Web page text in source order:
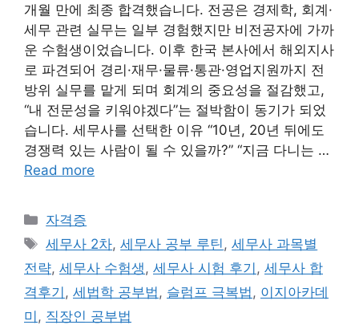
개월 만에 최종 합격했습니다. 전공은 경제학, 회계·
세무 관련 실무는 일부 경험했지만 비전공자에 가까
운 수험생이었습니다. 이후 한국 본사에서 해외지사
로 파견되어 경리·재무·물류·통관·영업지원까지 전
방위 실무를 맡게 되며 회계의 중요성을 절감했고,
“내 전문성을 키워야겠다”는 절박함이 동기가 되었
습니다. 세무사를 선택한 이유 “10년, 20년 뒤에도
경쟁력 있는 사람이 될 수 있을까?” “지금 다니는 …
Read more
Categories
자격증
Tags
세무사 2차,세무사 공부 루틴 ,세무사 과목별
전략, 세무사 수험생 , 세무사 시험 후기 , 세무사 합
격후기 , 세법학 공부법 , 슬럼프 극복법 , 이지아카데
미 , 직장인 공부법